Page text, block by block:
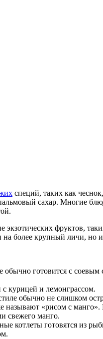
специй, таких как чеснок,
сахар. Многие
фруктов,
более крупный личи, но
готовится с соевым
курицей и лемонграссом.
обычно не слишком
«рисом с манго».
свежего манго.
котлеты готовятся из